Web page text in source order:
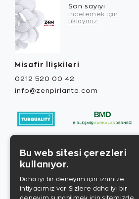
Son sayıyı
incelemek için
tıklayınız.
Misafir İlişkileri
0212 520 00 42
info@zenpirlanta.com
Bu web sitesi çerezleri
kullanıyor.
Daha iyi bir deneyim için izninize
ihtiyacımız var. Sizlere daha iyi bir